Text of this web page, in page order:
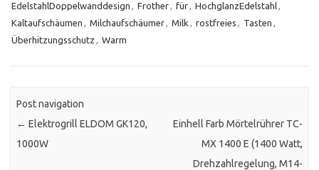
EdelstahlDoppelwanddesign , Frother, für, HochglanzEdelstahl,
Kaltaufschäumen , Milchaufschäumer, Milk , rostfreies , Tasten ,
Überhitzungsschutz , Warm
Post navigation
← Elektrogrill ELDOM GK120,
1000W
Einhell Farb Mörtelrührer TC-
MX 1400 E (1400 Watt,
Drehzahlregelung, M14-